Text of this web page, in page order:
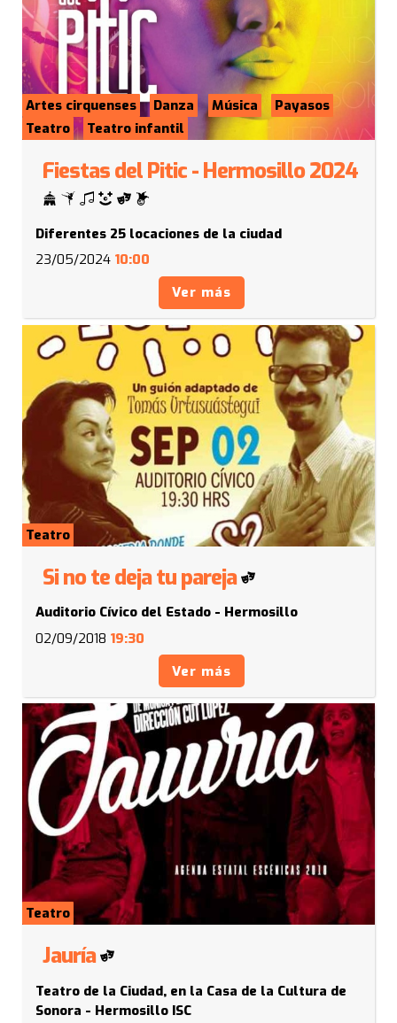
Artes cirquenses Danza Música
Payasos
Teatro
Teatro infantil
Fiestas del Pitic - Hermosillo 2024
Diferentes 25 locaciones de la ciudad
23/05/2024 10:00
Ver más
Teatro
Si no te deja tu pareja
Auditorio Cívico del Estado - Hermosillo
02/09/2018 19:30
Ver más
Teatro
Jauría
Teatro de la Ciudad, en la Casa de la Cultura de
Sonora - Hermosillo ISC